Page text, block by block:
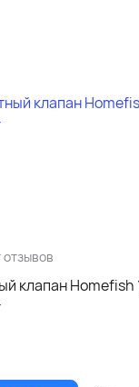
отзывов
клапан Homefish